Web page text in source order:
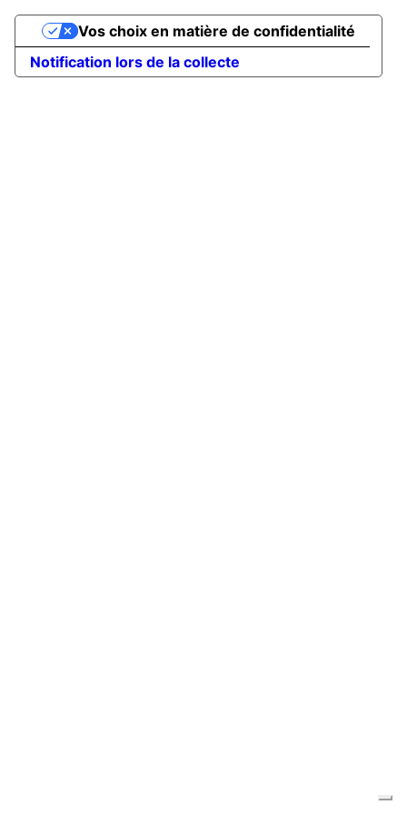
Notification lors de la collecte
Vos choix en matière de confidentialité